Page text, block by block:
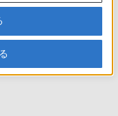
知らせ